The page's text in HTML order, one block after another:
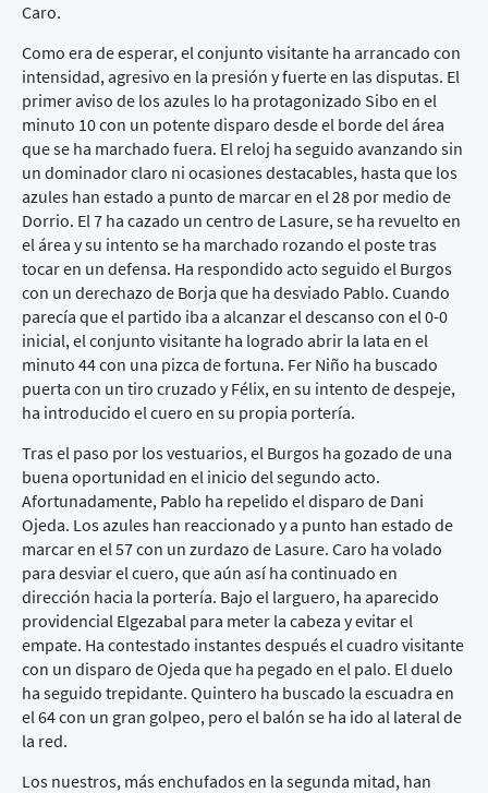
Caro.
Como era de esperar, el conjunto visitante ha arrancado con
intensidad, agresivo en la presión y fuerte en las disputas. El
primer aviso de los azules lo ha protagonizado Sibo en el
minuto 10 con un potente disparo desde el borde del área
que se ha marchado fuera. El reloj ha seguido avanzando sin
un dominador claro ni ocasiones destacables, hasta que los
azules han estado a punto de marcar en el 28 por medio de
Dorrio. El 7 ha cazado un centro de Lasure, se ha revuelto en
el área y su intento se ha marchado rozando el poste tras
tocar en un defensa. Ha respondido acto seguido el Burgos
con un derechazo de Borja que ha desviado Pablo. Cuando
parecía que el partido iba a alcanzar el descanso con el 0-0
inicial, el conjunto visitante ha logrado abrir la lata en el
minuto 44 con una pizca de fortuna. Fer Niño ha buscado
puerta con un tiro cruzado y Félix, en su intento de despeje,
ha introducido el cuero en su propia portería.
Tras el paso por los vestuarios, el Burgos ha gozado de una
buena oportunidad en el inicio del segundo acto.
Afortunadamente, Pablo ha repelido el disparo de Dani
Ojeda. Los azules han reaccionado y a punto han estado de
marcar en el 57 con un zurdazo de Lasure. Caro ha volado
para desviar el cuero, que aún así ha continuado en
dirección hacia la portería. Bajo el larguero, ha aparecido
providencial Elgezabal para meter la cabeza y evitar el
empate. Ha contestado instantes después el cuadro visitante
con un disparo de Ojeda que ha pegado en el palo. El duelo
ha seguido trepidante. Quintero ha buscado la escuadra en
el 64 con un gran golpeo, pero el balón se ha ido al lateral de
la red.
Los nuestros, más enchufados en la segunda mitad, han